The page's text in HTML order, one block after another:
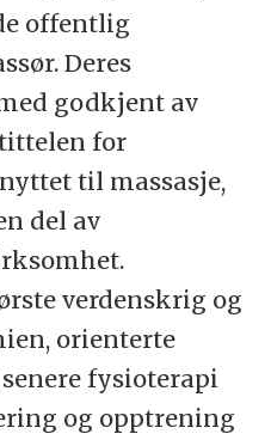
offentlig
Deres
godkjent av
for
til massasje,
del av
verdenskrig og
orienterte
fysioterapi
og opptrening